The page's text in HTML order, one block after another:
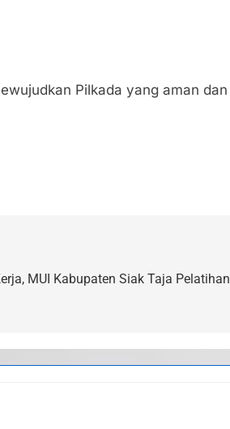
Pilkada yang aman dan
MUI Kabupaten Siak Taja